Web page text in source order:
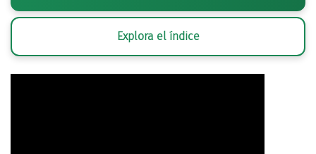
Explora el índice